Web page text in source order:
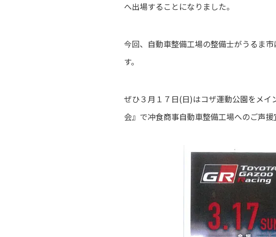
へ出場することになりました。
今回、自動車整備工場の整備士がうるま
す。
ぜひ３月１７日(日)はコザ運動公園をメイ
会』で冲食商事自動車整備工場へのご声援